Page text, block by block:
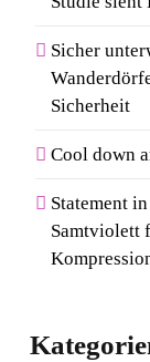
Sicher
Sicherheit
Cool down
Statement
Samtviolett